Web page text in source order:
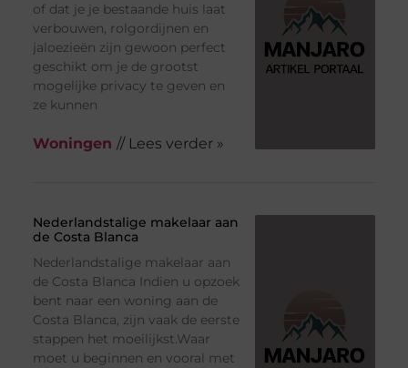
of dat je je bestaande huis laat
verbouwen, rolgordijnen en
jaloezieën zijn gewoon perfect
geschikt om je de grootst
mogelijke privacy te geven en
ze kunnen
Woningen // Lees verder »
Nederlandstalige makelaar aan
de Costa Blanca
Nederlandstalige makelaar aan
de Costa Blanca Indien u opzoek
bent naar een woning aan de
Costa Blanca, zijn vaak de eerste
stappen het moeilijkst.Waar
moet u beginnen en vooral met